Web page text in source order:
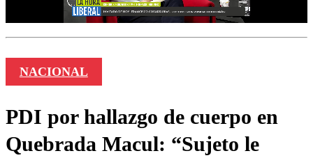
NACIONAL
PDI por hallazgo de cuerpo en
Quebrada Macul: “Sujeto le